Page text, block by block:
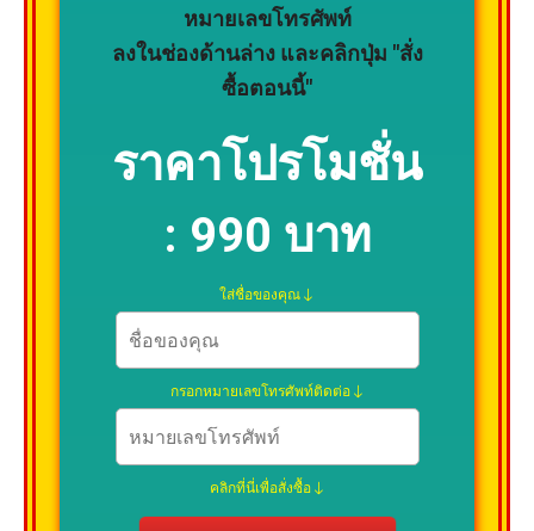
หมายเลขโทรศัพท์
ลงในช่องด้านล่าง และคลิกปุ่ม "สั่ง
ซื้อตอนนี้"
ราคาโปรโมชั่น
: 990 บาท
ใส่ชื่อของคุณ
กรอกหมายเลขโทรศัพท์ติดต่อ
คลิกที่นี่เพื่อสั่งซื้อ